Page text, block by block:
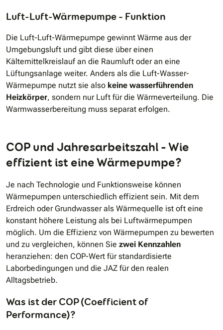
Luft-Luft-Wärmepumpe – Funktion
Die Luft-Luft-Wärmepumpe gewinnt Wärme aus der
Umgebungsluft und gibt diese über einen
Kältemittelkreislauf an die Raumluft oder an eine
Lüftungsanlage weiter. Anders als die Luft-Wasser-
Wärmepumpe nutzt sie also keine wasserführenden
Heizkörper, sondern nur Luft für die Wärmeverteilung. Die
Warmwasserbereitung muss separat erfolgen.
COP und Jahresarbeitszahl – Wie
effizient ist eine Wärmepumpe?
Je nach Technologie und Funktionsweise können
Wärmepumpen unterschiedlich effizient sein. Mit dem
Erdreich oder Grundwasser als Wärmequelle ist oft eine
konstant höhere Leistung als bei Luftwärmepumpen
möglich. Um die Effizienz von Wärmepumpen zu bewerten
und zu vergleichen, können Sie zwei Kennzahlen
heranziehen: den COP-Wert für standardisierte
Laborbedingungen und die JAZ für den realen
Alltagsbetrieb.
Was ist der COP (Coefficient of
Performance)?